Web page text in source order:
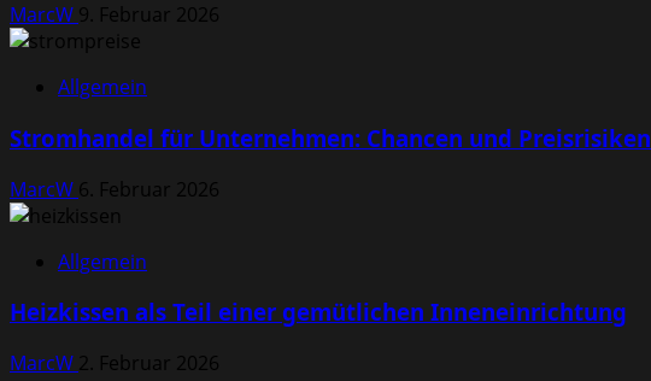
MarcW 9. Februar 2026
Allgemein
Stromhandel für Unternehmen: Chancen und Preisrisiken
MarcW 6. Februar 2026
Allgemein
Heizkissen als Teil einer gemütlichen Inneneinrichtung
MarcW 2. Februar 2026